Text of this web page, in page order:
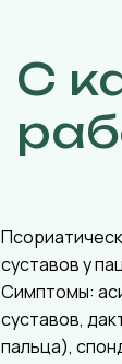
С
суставов у
Симптомы:
суставов,
пальца),